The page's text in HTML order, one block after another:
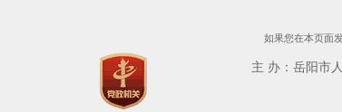
如果您在本页面
主 办：岳阳市